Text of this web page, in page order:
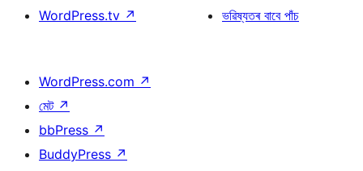
WordPress.tv ↗
ভৱিষ্যতৰ বাবে পাঁচ
WordPress.com ↗
মেট ↗
bbPress ↗
BuddyPress ↗